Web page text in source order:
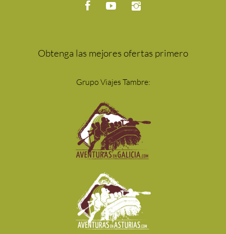
Obtenga las mejores ofertas primero
Grupo Viajes Tambre: